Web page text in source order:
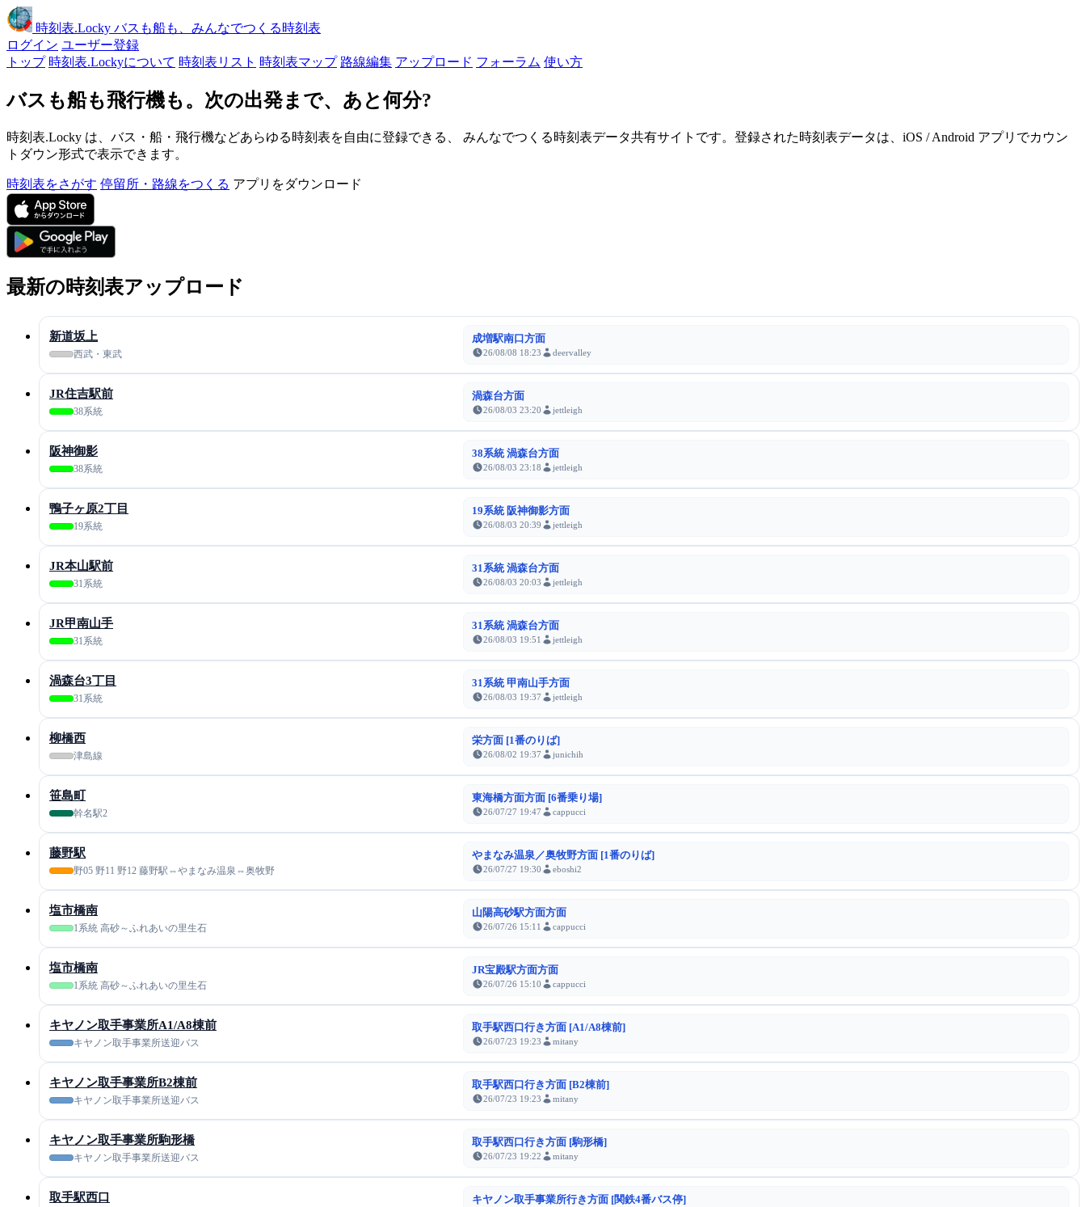
時刻表.Locky バスも船も、みんなでつくる時刻表
ログイン ユーザー登録
トップ 時刻表.Lockyについて 時刻表リスト 時刻表マップ 路線編集 アップロード フォーラム 使い方
バスも船も飛行機も。次の出発まで、あと何分?
時刻表.Locky は、バス・船・飛行機などあらゆる時刻表を自由に登録できる、 みんなでつくる時刻表データ共有サイトです。登録された時刻表データは、iOS / Android アプリでカウン
トダウン形式で表示できます。
時刻表をさがす 停留所・路線をつくる アプリをダウンロード
最新の時刻表アップロード
新道坂上
西武・東武
成増駅南口方面
26/08/08 18:23 deervalley
JR住吉駅前
38系統
渦森台方面
26/08/03 23:20 jettleigh
阪神御影
38系統
38系統 渦森台方面
26/08/03 23:18 jettleigh
鴨子ヶ原2丁目
19系統
19系統 阪神御影方面
26/08/03 20:39 jettleigh
JR本山駅前
31系統
31系統 渦森台方面
26/08/03 20:03 jettleigh
JR甲南山手
31系統
31系統 渦森台方面
26/08/03 19:51 jettleigh
渦森台3丁目
31系統
31系統 甲南山手方面
26/08/03 19:37 jettleigh
柳橋西
津島線
栄方面 [1番のりば]
26/08/02 19:37 junichih
笹島町
幹名駅2
東海橋方面方面 [6番乗り場]
26/07/27 19:47 cappucci
藤野駅
野05 野11 野12 藤野駅⇔やまなみ温泉⇔奥牧野
やまなみ温泉／奥牧野方面 [1番のりば]
26/07/27 19:30 eboshi2
塩市橋南
1系統 高砂～ふれあいの里生石
山陽高砂駅方面方面
26/07/26 15:11 cappucci
塩市橋南
1系統 高砂～ふれあいの里生石
JR宝殿駅方面方面
26/07/26 15:10 cappucci
キヤノン取手事業所A1/A8棟前
キヤノン取手事業所送迎バス
取手駅西口行き方面 [A1/A8棟前]
26/07/23 19:23 mitany
キヤノン取手事業所B2棟前
キヤノン取手事業所送迎バス
取手駅西口行き方面 [B2棟前]
26/07/23 19:23 mitany
キヤノン取手事業所駒形橋
キヤノン取手事業所送迎バス
取手駅西口行き方面 [駒形橋]
26/07/23 19:22 mitany
取手駅西口 キヤノン取手事業所行き方面 [関鉄4番バス停]